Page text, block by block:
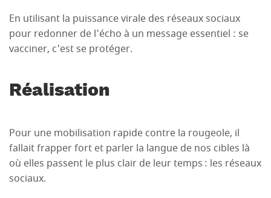
En utilisant la puissance virale des réseaux sociaux
pour redonner de l'écho à un message essentiel : se
vacciner, c'est se protéger.
Réalisation
Pour une mobilisation rapide contre la rougeole, il
fallait frapper fort et parler la langue de nos cibles là
où elles passent le plus clair de leur temps : les réseaux
sociaux.